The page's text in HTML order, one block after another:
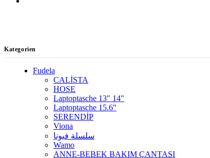
Kategorien
Fudela
CALİSTA
HOSE
Laptoptasche 13" 14"
Laptoptasche 15.6"
SERENDİP
Viona
سلسلة فيونا
Wamo
ANNE-BEBEK BAKIM ÇANTASI